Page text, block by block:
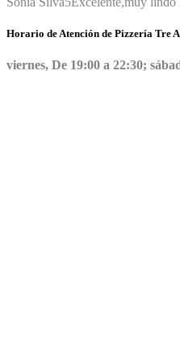
Horario de Atención de Pizzería Tre
viernes, De 19:00 a 22:30;